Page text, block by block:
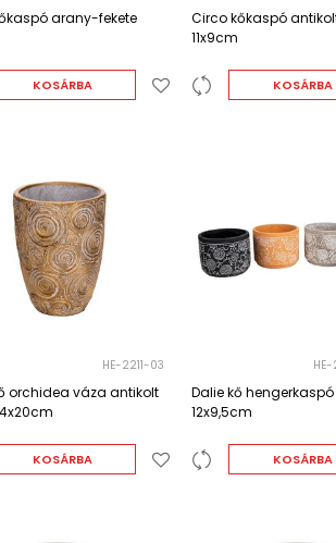
arany-fekete
KOSÁRBA
Circo kőkaspó
11x9cm
KOSÁRBA
HE-2211-03
orchidea váza antikolt
KOSÁRBA
Dalie kő
12x9,5cm
KOSÁRBA